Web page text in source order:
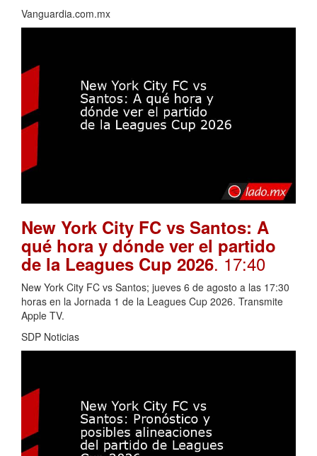
Vanguardia.com.mx
New York City FC vs Santos: A
qué hora y dónde ver el partido
de la Leagues Cup 2026. 17:40
New York City FC vs Santos; jueves 6 de agosto a las 17:30
horas en la Jornada 1 de la Leagues Cup 2026. Transmite
Apple TV.
SDP Noticias